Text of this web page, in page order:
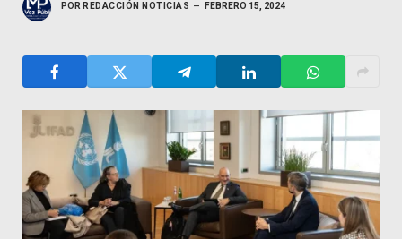
POR REDACCIÓN NOTICIAS FEBRERO 15, 2024